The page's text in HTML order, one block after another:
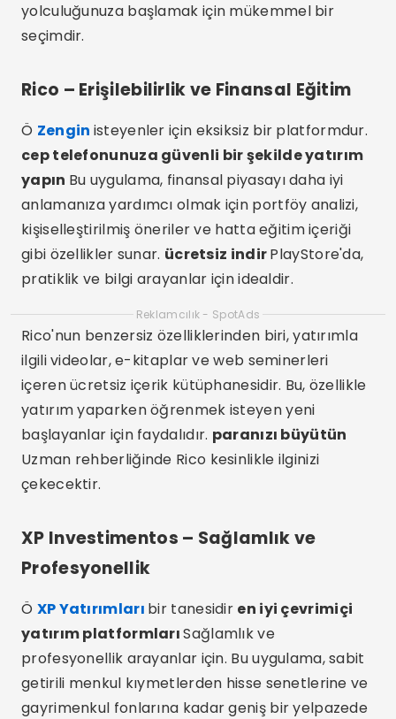
yolculuğunuza başlamak için mükemmel bir
seçimdir.
Rico – Erişilebilirlik ve Finansal Eğitim
Ö Zengin isteyenler için eksiksiz bir platformdur.
cep telefonunuza güvenli bir şekilde yatırım
yapın Bu uygulama, finansal piyasayı daha iyi
anlamanıza yardımcı olmak için portföy analizi,
kişiselleştirilmiş öneriler ve hatta eğitim içeriği
gibi özellikler sunar. ücretsiz indirPlayStore'da,
pratiklik ve bilgi arayanlar için idealdir.
Reklamcılık - SpotAds
Rico'nun benzersiz özelliklerinden biri, yatırımla
ilgili videolar, e-kitaplar ve web seminerleri
içeren ücretsiz içerik kütüphanesidir. Bu, özellikle
yatırım yaparken öğrenmek isteyen yeni
başlayanlar için faydalıdır. paranızı büyütün
Uzman rehberliğinde Rico kesinlikle ilginizi
çekecektir.
XP Investimentos – Sağlamlık ve
Profesyonellik
Ö XP Yatırımları bir tanesidir en iyi çevrimiçi
yatırım platformlarıSağlamlık ve
profesyonellik arayanlar için. Bu uygulama, sabit
getirili menkul kıymetlerden hisse senetlerine ve
gayrimenkul fonlarına kadar geniş bir yelpazede